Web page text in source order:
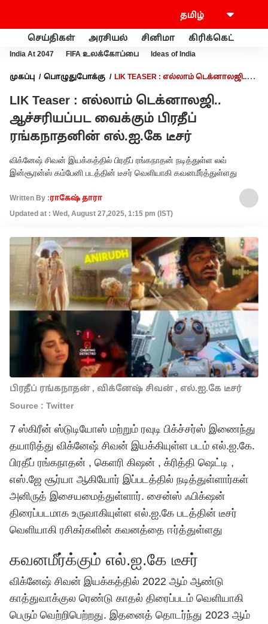
செய்திகள் அரசியல் சினிமா கிரிக்கெட்
India At 2047 FIFA உலக்கோப்பை Ideas of India
முகப்பு பொழுதுபோக்கு
LIK TEASER : எல்லாம் டெக்னாலஜி..
LIK Teaser : எல்லாம் டெக்னாலஜி..
ஆச்சரியப்பட வைக்கும் பிரதீப்
ரங்கநாதனின் எல்.ஐ.கே டீசர்
விக்னேஷ் சிவன் இயக்கத்தில் பிரதீப் ரங்கநாதன் நடித்துள்ள லவ்
இன்சூரன்ஸ் கம்பேனி படத்தின் டீசர் வெளியாகி கவனமீர்த்துள்ளது
Written By :ராகேஷ் தாரா
Updated at : Wed, August 27,2025, 1:15 pm (IST)
பிரதீப் ரங்கநாதன் , விக்னேஷ் சிவன் , எல்.ஐ.கே டீசர்
Source : Twitter
7 ஸ்கிரீன் ஸ்டுடியோஸ் மற்றும் ரவுடி பிக்ச்சர்ஸ் இணைந்து
தயாரித்து விக்னேஷ் சிவன் இயக்கியுள்ள படம் எல்.ஐ.கே.
பிரதீப் ரங்கநாதன் , கெளரி கிஷன் , க்ரித்தி ஷெட்டி ,
எஸ்.ஜே சூர்யா ஆகியோர் இப்படத்தில் நடித்துள்ளார்கள்
அனிருத் இசையமைத்துள்ளார். சைன்ஸ் ஃபிக்‌ஷன்
திரைப்படமாக உருவாகியுள்ள எல்.ஐ.கே படத்தின் டீசர்
வெளியாகி ரசிகர்களின் கவனத்தை ஈர்த்துள்ளது
கவனமீர்க்கும் எல்.ஐ.கே டீசர்
விக்னேஷ் சிவன் இயக்கத்தில் 2022 ஆம் ஆண்டு
காத்துவாக்குல ரெண்டு காதல் திரைப்படம் வெளியாகி
பெரும் வெற்றிபெற்றது. இதனைத் தொடர்ந்து 2023 ஆம்